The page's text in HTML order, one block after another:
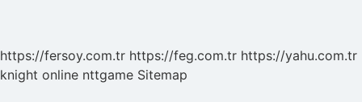
https://fersoy.com.tr https://feg.com.tr https://yahu.com.tr
knight online nttgame Sitemap